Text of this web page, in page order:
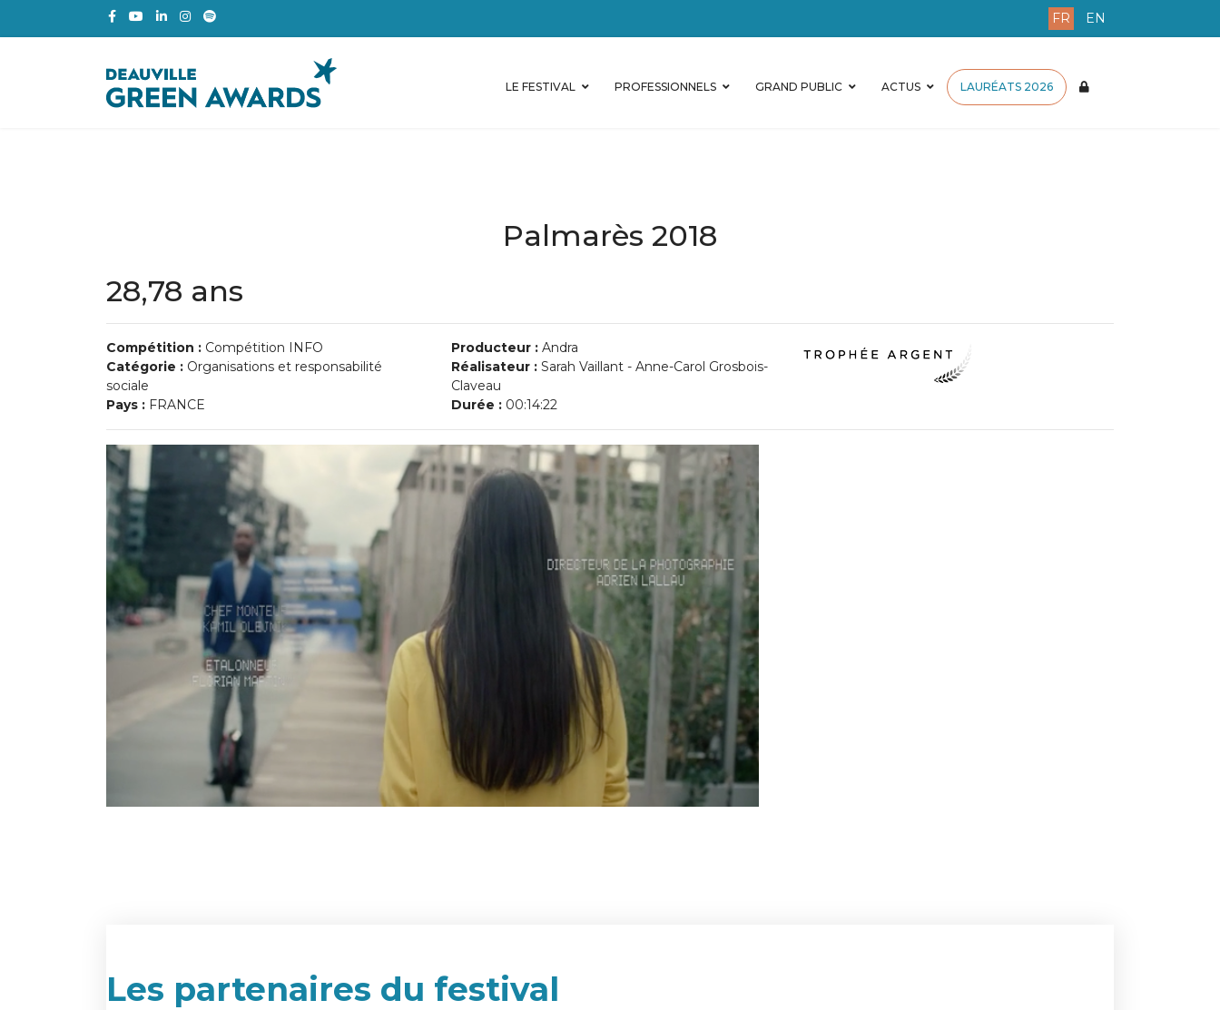
FR EN
LE FESTIVAL PROFESSIONNELS GRAND PUBLIC ACTUS LAURÉATS 2026
Palmarès 2018
28,78 ans
Compétition : Compétition INFO
Catégorie : Organisations et responsabilité
sociale
Pays : FRANCE
Producteur : Andra
Réalisateur : Sarah Vaillant - Anne-Carol Grosbois-
Claveau
Durée : 00:14:22
Les partenaires du festival